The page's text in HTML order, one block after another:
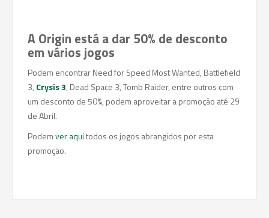
A Origin está a dar 50% de desconto
em vários jogos
Podem encontrar Need for Speed Most Wanted, Battlefield
3, Crysis 3, Dead Space 3, Tomb Raider, entre outros com
um desconto de 50%, podem aproveitar a promoção até 29
de Abril.
Podemver aquitodos os jogos abrangidos por esta
promoção.